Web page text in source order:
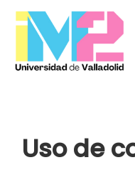
Saltar
contenido
Uso de